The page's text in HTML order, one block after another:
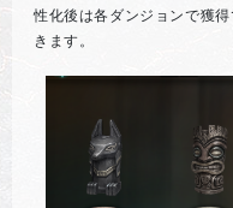
性化後は各ダンジョンで獲
きます。